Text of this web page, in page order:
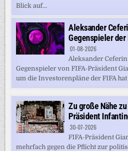
Blick auf...
Aleksander
Gegenspieler der
01-08-2026
Aleksander
Gegenspieler von FIFA-Präsident
um die Investorenpläne der FIFA hat
Zu große Nähe
Präsident
30-07-2026
FIFA-Präsident
mehrfach gegen die Pflicht zur